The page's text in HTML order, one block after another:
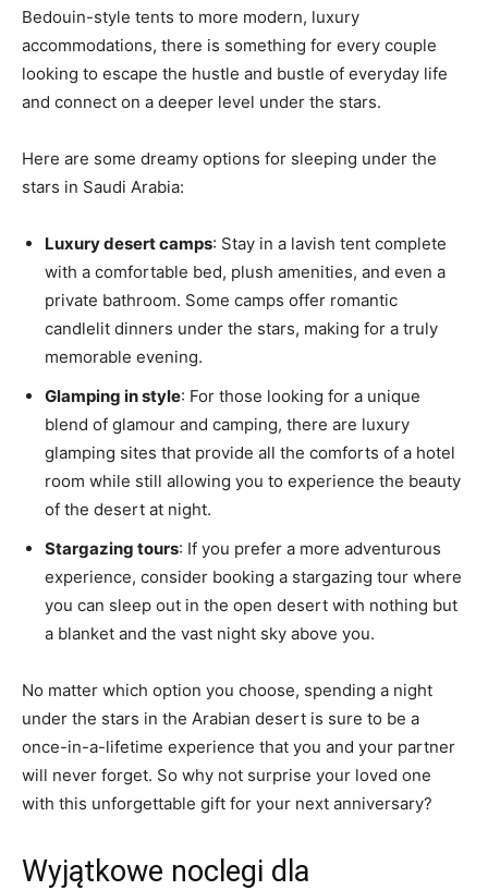
Bedouin-style tents to more modern, luxury
accommodations, there is something for every ‌couple
looking‌ to escape the hustle and bustle of ‍everyday life
and‌ connect on a deeper level under the stars.
Here are some⁢ dreamy options for sleeping under the
⁢stars in Saudi Arabia:
Luxury desert camps:⁢ Stay ‌in‍ a lavish tent complete
with a comfortable bed,‍ plush amenities, and even a ​
private ‌bathroom. Some camps offer romantic
candlelit dinners under the stars, making for a truly⁣
memorable evening.
Glamping in style: For those ⁢looking for a unique
blend of glamour⁤ and​ camping, there are luxury
⁣glamping sites that ⁤provide all the comforts of⁢ a hotel
room ⁢while still allowing you ⁤to ⁤experience the beauty
of the desert at night.
Stargazing tours: If you‌ prefer ⁤a more⁣ adventurous
experience,⁤ consider booking⁣ a stargazing tour where⁤
you ‌can sleep out in ⁣the open desert with nothing⁤ but
a blanket and the vast night⁣ sky⁣ above‌ you.
No matter which option you ‌choose, spending a night
under the ⁣stars in​ the Arabian desert‌ is sure ⁢to be a
once-in-a-lifetime experience that you and your partner
will never ⁤forget. ⁢So why not⁢ surprise your loved one
with this unforgettable ⁣gift for your‍ next anniversary?
Wyjątkowe noclegi‌ dla ​